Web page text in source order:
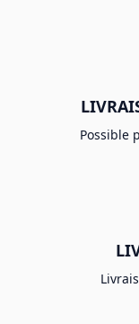
Possible